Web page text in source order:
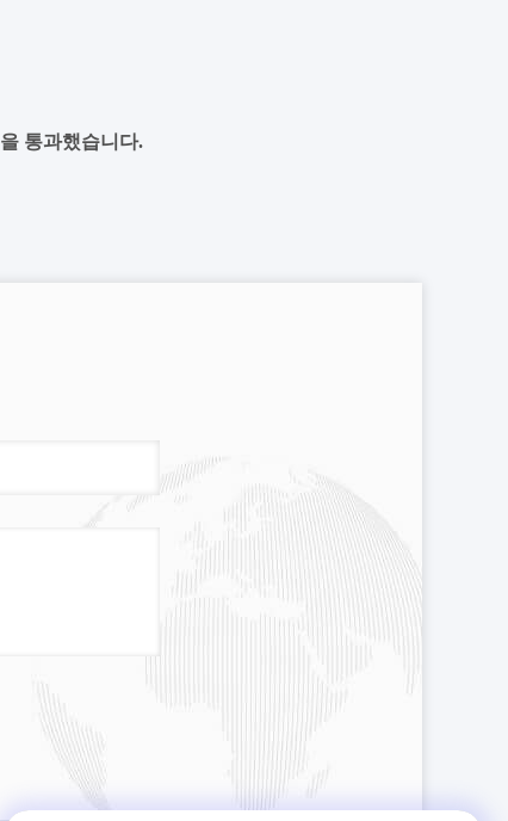
통과했습니다.